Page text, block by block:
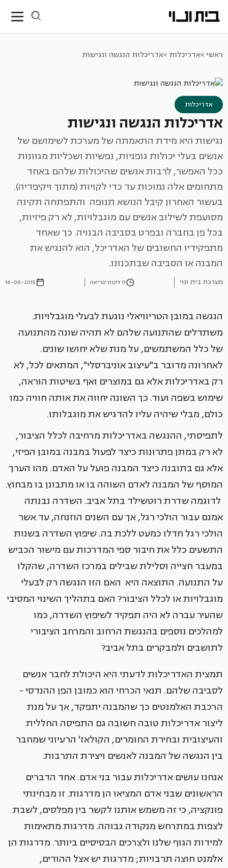
ראשי >אדריכלות >אדריכלות הנגשה ונגישות
אדריכלות
אדריכלות הנגשה ונגישות
נגישות היא מידת התאמתה של מערכת לשימושם של
אנשים בעלי יכולות גופניות, נפשיות ושכליות מגוונות
ככל האפשר, לרבות אנשים שהיכולות שלהם באחד
מתחומים אלה נמוכות עד כדי לקויות (מתוך ויקיפדיה).
בעשור האחרון קיבל הנושא תנופה והתפתחה תקינה
מסועפת לשילוב אנשים עם מוגבלויות, לא רק פיזיות,
בכל פן בחברה ובפרט בסביבה הבנויה. כך שאחד
מתפקידיו החשובים של האדריכל, הוא להנגיש את
המבנה או הסביבה שבתכנונו.
מערכת בית ונוי 11 דקות קריאה 16-06-2015
הנגשה במובן הטריוויאלי נוגעת לבעלי מוגבלויות.
משתדלים שהתנועה שלהם לא תהיה שונה מהתנועה
של כלל המשתמשים, על מנת שלא יחושו שונים.
לאחרונה מדובר ב"עיצוב אוניברסלי", המתאים לכל, לא
רק באדריכלות אלא גם במוצרים ואף בשיטות הוראה,
שימוש בשפה ועוד. כך השונה יחווה את אותה חוויה כמו
כולם, מבלי שיהיה עליו להדגיש את מוגבלותו.
לתפיסתי, ההנגשה באדריכלות מרחיבה לכלל הציבור,
לא רק במתן פתרונות כיצד לפעול במבנה במובן הפיזי,
אלא גם בתובנה כיצד המבנה פועל על האדם. מהו הערך
המוסף של המבנה לאדם השוהה בו או מתבונן בו מבחוץ.
לדוגמה שדרת רוטשילד בתל אביב. השדרה נבנתה
אמנם עבור הולכי רגל, אך עם השנים הוזנחה, עד אשר
הולכי רגל חדלו כמעט ללכת בה. שיפוץ השדרה בשנות
התשעים כלל את חיבור ספי המדרכות עם מישור הכביש
במעבר חצייה וסלילת שבילים במרכז השדרה, שהקלו
על התנועה. התוצאה היא האם הזו הנגשה רק לבעלי
מוגבלויות או לכלל הציבור? האם בתהליך השינוי המסיבי
שהעיר עברה לא היה תפקיד לשיפוץ השדרה, כמו
למהלכים נוספים בהנגשת הרחוב והמרחב הציבורי
לתושבים ולמבקרים בתל אביב?
תמצית האדריכלות לדעתי היא היכולת לחבר אנשים
לסביבה שלהם. תנאי הכרחי הוא כמובן הפן ההנדסי -
הרכבת האלמנטים כך שהמבנה יתפקד, אך על מנת
ליצור אדריכלות טובה חשובה גם התפיסה החללית
והעיצובית ובחירת החומרים, הקולאז' הרעיוני שמחבר
בין הנגשה של המבנה לאנשים ויצירת התרבות.
אנחנו עושים אדריכלות עבור בני אדם. אחד הדברים
הראשונים שבני אדם המציאו הן מדרגות. זו מבחינתי
פונקציה, כי זה משמש אותנו לקשר בין מפלסים, לשבת
לצפות במתרחש מנקודה גבוהה. מדרגות מתאימות
למידות הגוף שלנו ולצרכים הבסיסיים ביותר. מדרגות הן
אלמנט חוצה תרבויות; מדרגות יש אצל ההודים,